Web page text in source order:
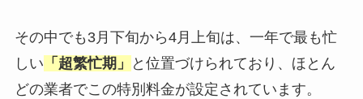
その中でも3月下旬から4月上旬は、一年で最も忙
しい 「超繁忙期」
と位置づけられており、ほとん
どの業者でこの特別料金が設定されています。